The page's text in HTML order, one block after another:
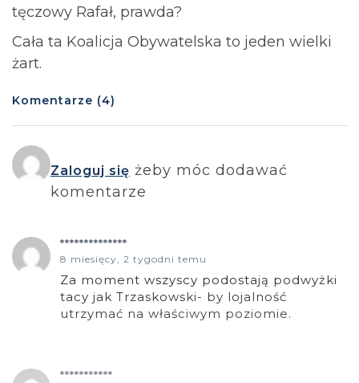
tęczowy Rafał, prawda?
Cała ta Koalicja Obywatelska to jeden wielki
żart.
Komentarze (4)
Zaloguj się żeby móc dodawać
komentarze
**************
8 miesięcy, 2 tygodni temu
Za moment wszyscy podostają podwyżki
tacy jak Trzaskowski- by lojalność
utrzymać na właściwym poziomie.
***********